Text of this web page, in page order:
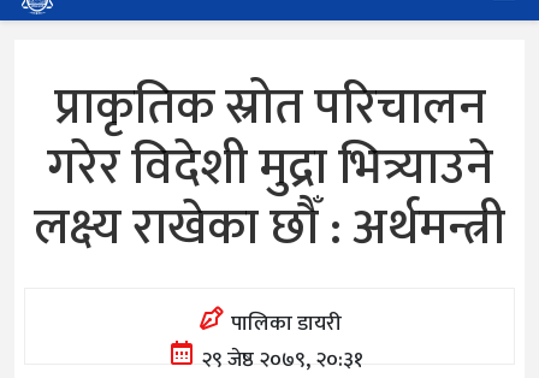
प्राकृतिक स्रोत परिचालन
गरेर विदेशी मुद्रा भित्र्याउने
लक्ष्य राखेका छाैँ : अर्थमन्त्री
पालिका डायरी
२९ जेष्ठ २०७९, २०:३१